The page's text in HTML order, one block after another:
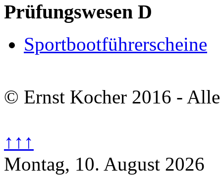
Prüfungswesen D
Sportbootführerscheine
© Ernst Kocher 2016 -
↑↑↑
Montag, 10. August 2026